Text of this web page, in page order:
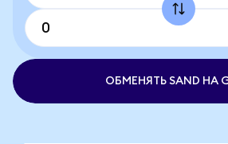
ОБМЕНЯТЬ SAND НА